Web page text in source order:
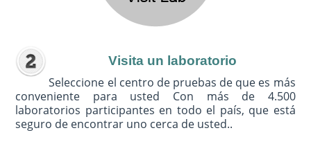
Visita un laboratorio
Seleccione el centro de pruebas de que es más
conveniente para usted Con más de 4.500
laboratorios participantes en todo el país, que está
seguro de encontrar uno cerca de usted..